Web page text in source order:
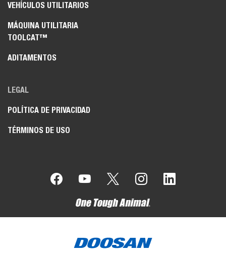
VEHÍCULOS UTILITARIOS
MÁQUINA UTILITARIA
TOOLCAT™
ADITAMENTOS
LEGAL
POLÍTICA DE PRIVACIDAD
TÉRMINOS DE USO